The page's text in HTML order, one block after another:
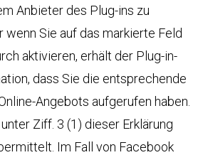
Anbieter des Plug-ins zu
wenn Sie auf das markierte Feld
aktivieren, erhält der Plug-in-
dass Sie die entsprechende
Angebots aufgerufen haben.
Ziff. 3 (1) dieser Erklärung
Im Fall von Facebook